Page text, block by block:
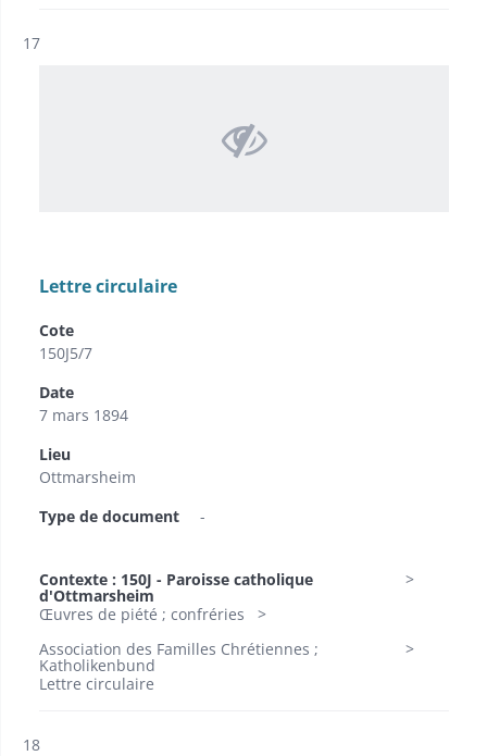
Résultat n°
17
Lettre circulaire
Cote
150J5/7
Date
7 mars 1894
Lieu
Ottmarsheim
Type de document
-
Contexte : 150J - Paroisse catholique
d'Ottmarsheim
Œuvres de piété ; confréries
Association des Familles Chrétiennes ;
Katholikenbund
Lettre circulaire
Résultat n°
18